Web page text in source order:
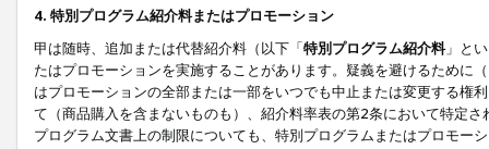
4. 特別プログラム紹介料またはプロモーション
甲は随時、追加または代替紹介料（以下「特別プログラム紹介料」と
たはプロモーションを実施することがあります。疑義を避けるために
はプロモーションの全部または一部をいつでも中止または変更する権
て（商品購入を含まないものも）、紹介料率表の第2条において特定
プログラム文書上の制限についても、特別プログラムまたはプロモー